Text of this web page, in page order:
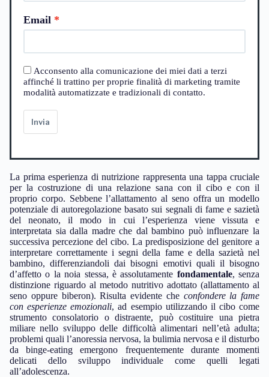
Email
Acconsento alla comunicazione dei miei dati a terzi
affinché li trattino per proprie finalità di marketing tramite
modalità automatizzate e tradizionali di contatto.
Invia
La prima esperienza di nutrizione rappresenta una tappa cruciale
per la costruzione di una relazione sana con il cibo e con il
proprio corpo. Sebbene l’allattamento al seno offra un modello
potenziale di autoregolazione basato sui segnali di fame e sazietà
del neonato, il modo in cui l’esperienza viene vissuta e
interpretata sia dalla madre che dal bambino può influenzare la
successiva percezione del cibo. La predisposizione del genitore a
interpretare correttamente i segni della fame e della sazietà nel
bambino, differenziandoli dai bisogni emotivi quali il bisogno
d’affetto o la noia stessa, è assolutamente fondamentale, senza
distinzione riguardo al metodo nutritivo adottato (allattamento al
seno oppure biberon). Risulta evidente che confondere la fame
con esperienze emozionali, ad esempio utilizzando il cibo come
strumento consolatorio o distraente, può costituire una pietra
miliare nello sviluppo delle difficoltà alimentari nell’età adulta;
problemi quali l’anoressia nervosa, la bulimia nervosa e il disturbo
da binge-eating emergono frequentemente durante momenti
delicati dello sviluppo individuale come quelli legati
all’adolescenza.